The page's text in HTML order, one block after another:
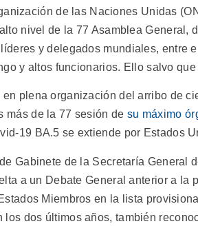
de las Naciones Unidas
nivel de la 77 Asamblea General,
y delegados mundiales, entre
y altos funcionarios. Ello salvo
plena organización del arribo de
más de la 77 sesión de su máximo
19 BA.5 se extiende por Estados
Gabinete de la Secretaría General
a un Debate General anterior a la
Miembros en la lista
dos últimos años, también